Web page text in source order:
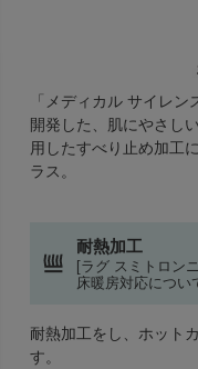
「メディカル サイレ
開発した、肌にやさし
用したすべり止め加工
ラス。
耐熱加工
[ラグ スミトロン
床暖房対応につい
耐熱加工をし、ホット
す。